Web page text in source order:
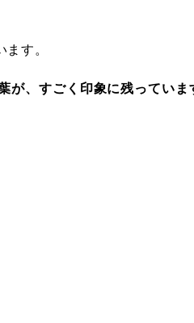
す。
、すごく印象に残ってい